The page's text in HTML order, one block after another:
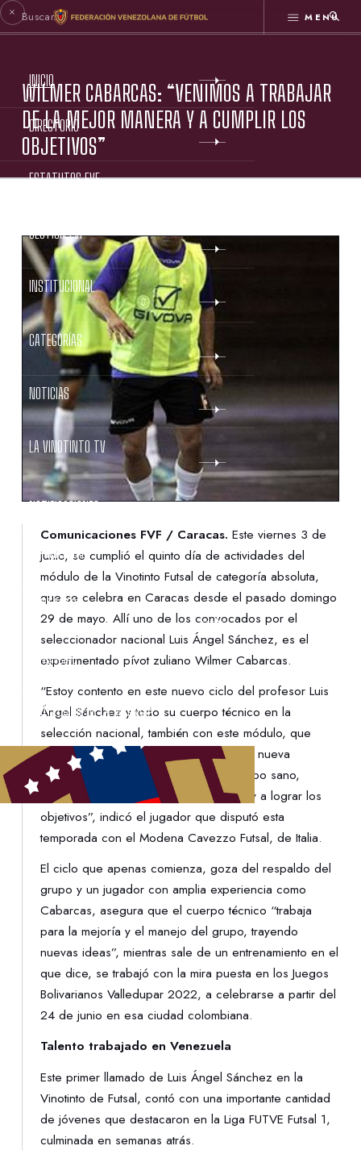
MENÚ
INICIO
DIRECTORIO
ESTATUTOS FVF
GESTIÓN FVF
INSTITUCIONAL
CATEGORÍAS
NOTICIAS
LA VINOTINTO TV
NOTIFICACIONES
NORMATIVAS
CONTACTO
DENUNCIAS
PROTECCIÓN DE LA INFANCIA
WILMER CABARCAS: “VENIMOS A TRABAJAR
DE LA MEJOR MANERA Y A CUMPLIR LOS
OBJETIVOS”
Comunicaciones FVF / Caracas. Este viernes 3 de
junio, se cumplió el quinto día de actividades del
módulo de la Vinotinto Futsal de categoría absoluta,
que se celebra en Caracas desde el pasado domingo
29 de mayo. Allí uno de los convocados por el
seleccionador nacional Luis Ángel Sánchez, es el
experimentado pívot zuliano Wilmer Cabarcas.
“Estoy contento en este nuevo ciclo del profesor Luis
Ángel Sánchez y todo su cuerpo técnico en la
selección nacional, también con este módulo, que
tiene jugadores experimentados y de la nueva
generación sub-17 y sub-20. Es un grupo sano,
venimos a trabajar de la mejor manera y a lograr los
objetivos”, indicó el jugador que disputó esta
temporada con el Modena Cavezzo Futsal, de Italia.
El ciclo que apenas comienza, goza del respaldo del
grupo y un jugador con amplia experiencia como
Cabarcas, asegura que el cuerpo técnico “trabaja
para la mejoría y el manejo del grupo, trayendo
nuevas ideas”, mientras sale de un entrenamiento en el
que dice, se trabajó con la mira puesta en los Juegos
Bolivarianos Valledupar 2022, a celebrarse a partir del
24 de junio en esa ciudad colombiana.
Talento trabajado en Venezuela
Este primer llamado de Luis Ángel Sánchez en la
Vinotinto de Futsal, contó con una importante cantidad
de jóvenes que destacaron en la Liga FUTVE Futsal 1,
culminada en semanas atrás.